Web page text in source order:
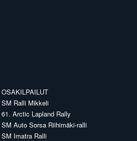
OSAKILPAILUT
SM Ralli Mikkeli
61. Arctic Lapland Rally
SM Auto Sorsa Riihimäki-ralli
SM Imatra Ralli